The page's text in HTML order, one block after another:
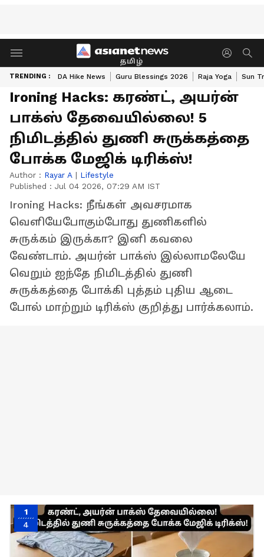
தமிழ்
TRENDING : DA Hike News Guru Blessings 2026 Raja Yoga Sun
Ironing Hacks: கரண்ட், அயர்ன்
பாக்ஸ் தேவையில்லை! 5
நிமிடத்தில் துணி சுருக்கத்தை
போக்க மேஜிக் டிரிக்ஸ்!
Author : Rayar A | Lifestyle
Published : Jul 04 2026, 07:29 AM IST
Ironing Hacks: நீங்கள் அவசரமாக
வெளியேபோகும்போது துணிகளில்
சுருக்கம் இருக்கா? இனி கவலை
வேண்டாம். அயர்ன் பாக்ஸ் இல்லாமலேயே
வெறும் ஐந்தே நிமிடத்தில் துணி
சுருக்கத்தை போக்கி புத்தம் புதிய ஆடை
போல் மாற்றும் டிரிக்ஸ் குறித்து பார்க்கலாம்.
1
4